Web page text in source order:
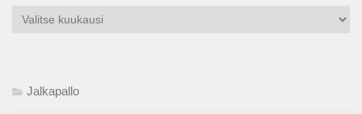
Arkistot
Jalkapallo